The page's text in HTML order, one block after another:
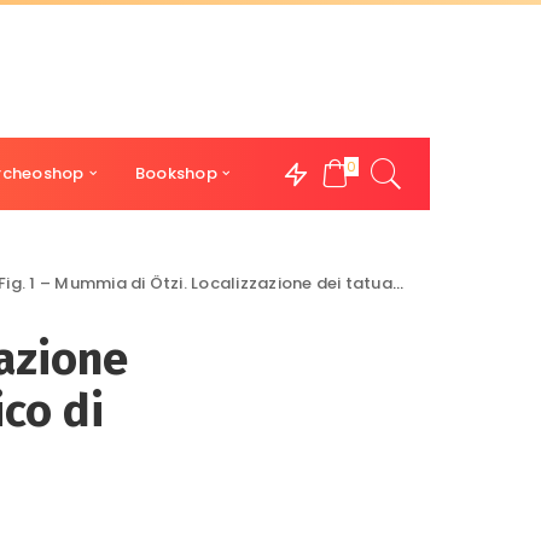
Bookshop 0
Fig. 1 – Mummia di Ötzi. Localizzazione dei tatuaggi. Museo Archeologico di Bolzano
di